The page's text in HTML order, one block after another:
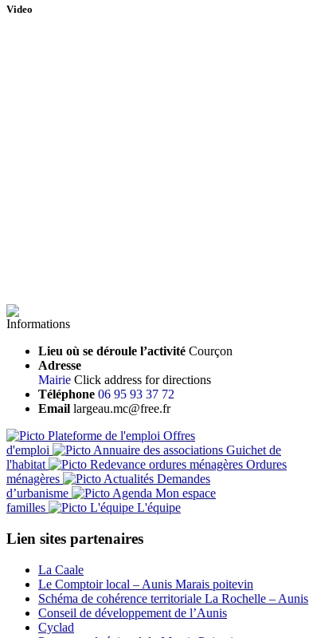
Video
Informations
Lieu où se déroule l’activité Courçon
Adresse
Mairie Click address for directions
Téléphone 06 95 93 37 72
Email largeau.mc@free.fr
Offres
d'emploi
Guichet de
l'habitat
Ordures
ménagères
Demandes
d’urbanisme
Mon espace
familles
L'équipe
Lien sites partenaires
La Caale
Le Comptoir local – Aunis Marais poitevin
Schéma de cohérence territoriale La Rochelle – Aunis
Conseil de développement de l’Aunis
Cyclad